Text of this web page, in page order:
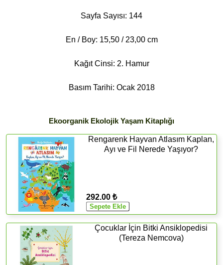
Sayfa Sayısı: 144
En / Boy: 15,50 / 23,00 cm
Kağıt Cinsi: 2. Hamur
Basım Tarihi: Ocak 2018
Ekoorganik Ekolojik Yaşam Kitaplığı
Rengarenk Hayvan Atlasım Kaplan,
Ayı ve Fil Nerede Yaşıyor?
292.00 ₺
Çocuklar İçin Bitki Ansiklopedisi
(Tereza Nemcova)